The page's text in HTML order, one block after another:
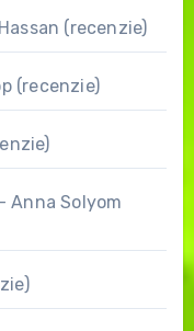
(recenzie)
(recenzie)
Anna Solyom